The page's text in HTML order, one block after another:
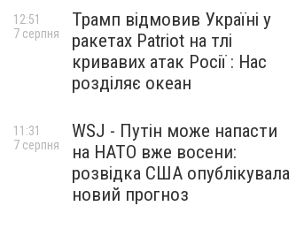
Трамп відмовив Україні у
ракетах Patriot на тлі
кривавих атак Росії : Нас
розділяє океан
12:51
7 серпня
WSJ - Путін може напасти
на НАТО вже восени:
розвідка США опублікувала
новий прогноз
11:31
7 серпня